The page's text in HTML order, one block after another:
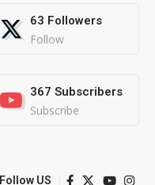
63 Followers
Follow
367 Subscribers
Subscribe
Follow US